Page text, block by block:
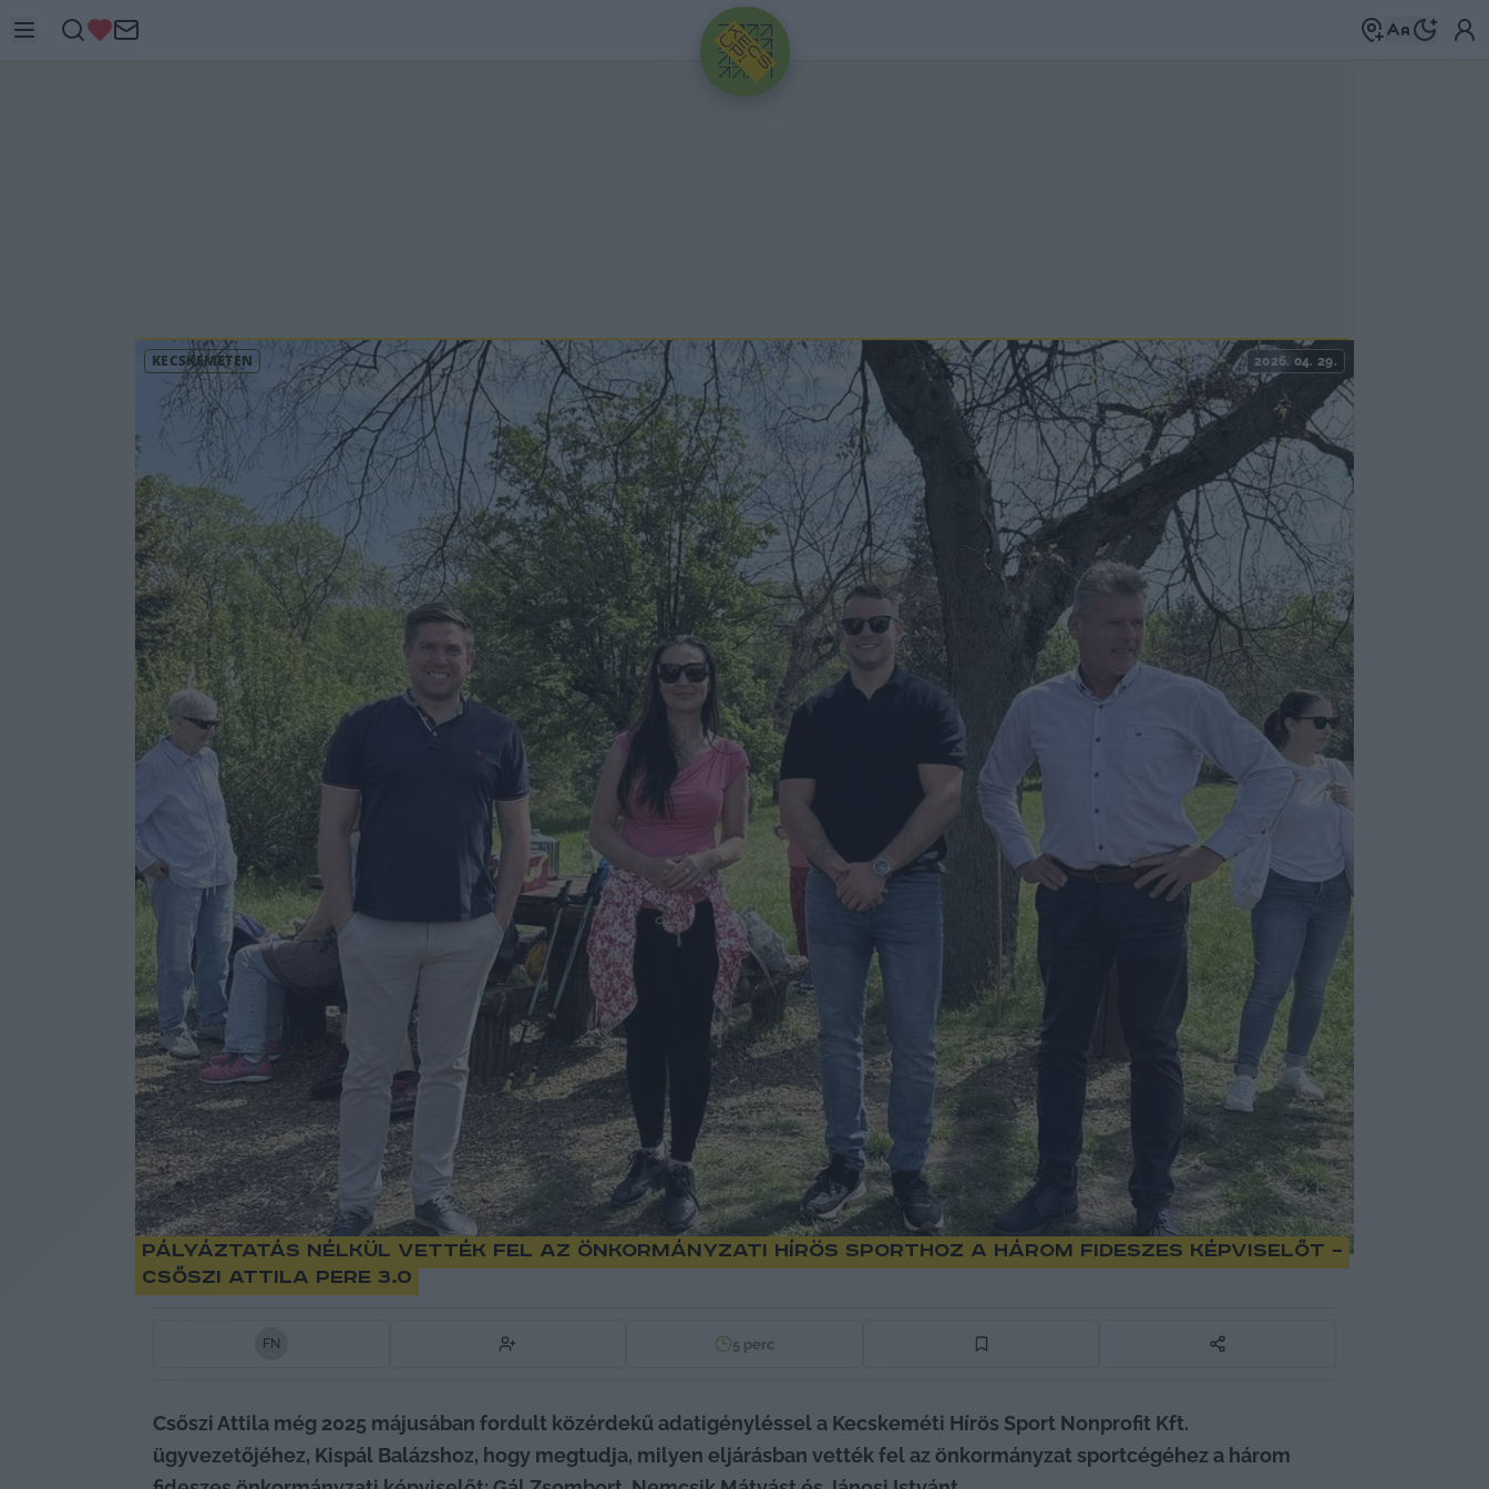
HIRDETÉS
KECSKEMÉTEN 2026. 04. 29.
Pályáztatás nélkül vették fel az önkormányzati Hírös Sporthoz a három fideszes képviselőt –
Csőszi Attila pere 3.0
FN 5perc
Csőszi Attila még 2025 májusában fordult közérdekű adatigényléssel a Kecskeméti Hírös Sport Nonprofit Kft.
ügyvezetőjéhez, Kispál Balázshoz, hogy megtudja, milyen eljárásban vették fel az önkormányzat sportcégéhez a három